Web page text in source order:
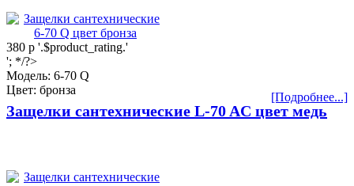
380 р '.$product_rating.'
'; */?>
Модель: 6-70 Q
Цвет: бронза
[Подробнее...]
Защелки сантехнические L-70 AC цвет медь